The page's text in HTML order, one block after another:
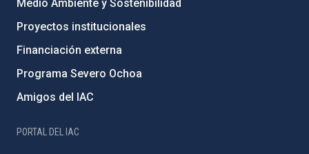
Medio Ambiente y Sostenibilidad
Proyectos institucionales
Financiación externa
Programa Severo Ochoa
Amigos del IAC
PORTAL DEL IAC